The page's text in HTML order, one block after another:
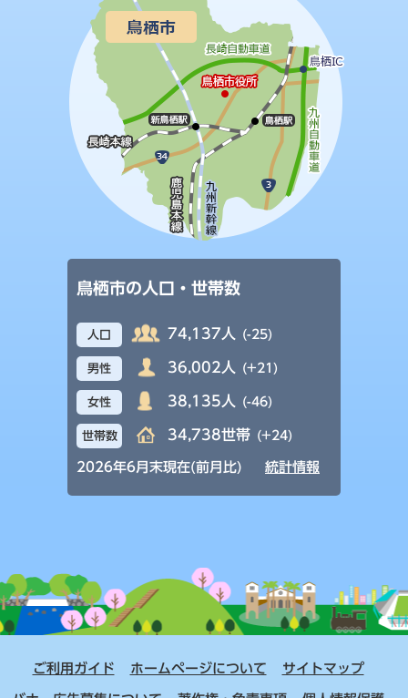
鳥栖市の人口・世帯数
人口 74,137人 (-25)
男性 36,002人 (+21)
女性 38,135人 (-46)
世帯数 34,738世帯 (+24)
2026年6月末現在(前月比) 統計情報
ご利用ガイド ホームページについて サイトマップ